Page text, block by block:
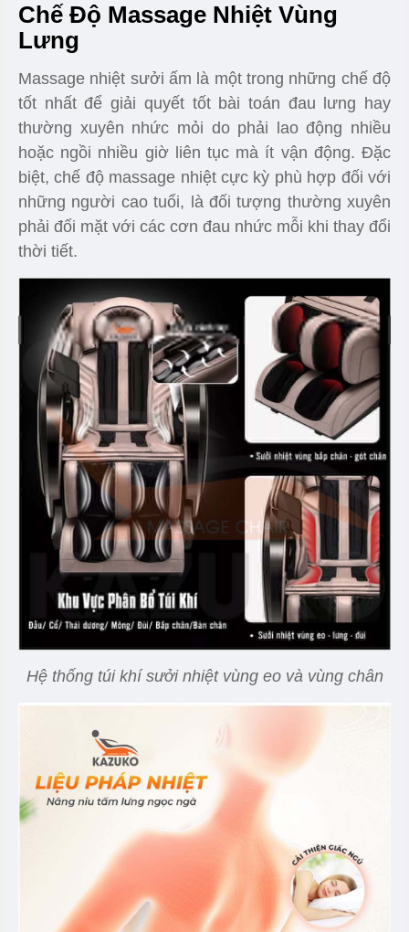
Chế Độ Massage Nhiệt Vùng
Lưng
Massage nhiệt sưởi ấm là một trong những chế độ
tốt nhất để giải quyết tốt bài toán đau lưng hay
thường xuyên nhức mỏi do phải lao động nhiều
hoặc ngồi nhiều giờ liên tục mà ít vận động. Đặc
biệt, chế độ massage nhiệt cực kỳ phù hợp đối với
những người cao tuổi, là đối tượng thường xuyên
phải đối mặt với các cơn đau nhức mỗi khi thay đổi
thời tiết.
Hệ thống túi khí sưởi nhiệt vùng eo và vùng chân